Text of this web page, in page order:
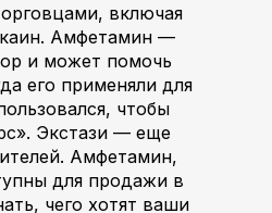
включая
Амфетамин —
и может помочь
его применяли для
чтобы
Экстази — еще
Амфетамин,
для продажи в
чего хотят ваши